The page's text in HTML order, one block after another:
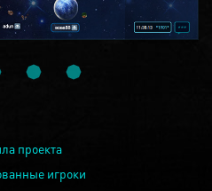
проекта
игроки